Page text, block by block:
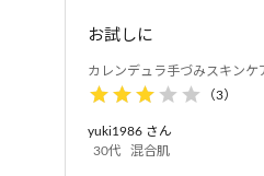
ー花発酵液、キハダ樹皮エ
ス、ハトムギ種子エキス、
グルコノバクター/ハチミツ
手のひらに適量をとり、両
お試しに
カレンデュラ手づみスキンケ
（3）
yuki1986 さん
30代
混合肌